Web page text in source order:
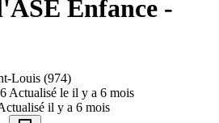
Enfance -
Louis (974)
Actualisé le il y a 6 mois
il y a 6 mois